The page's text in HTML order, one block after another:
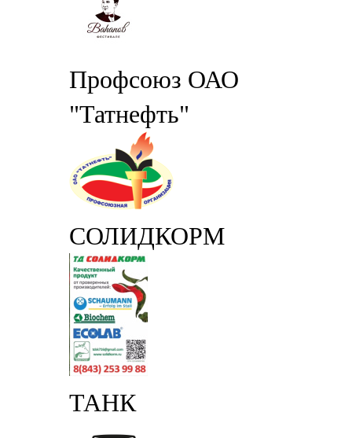
Профсоюз ОАО
"Татнефть"
СОЛИДКОРМ
ТАНК